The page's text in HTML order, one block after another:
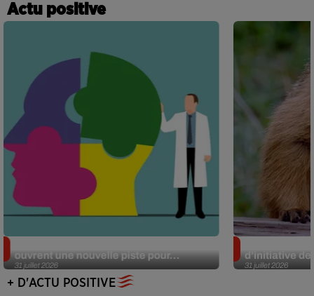
Actu positive
31 juillet 2026
ouvrent une nouvelle piste pour...
31 juillet 2026
d’initiative
+ D'ACTU POSITIVE